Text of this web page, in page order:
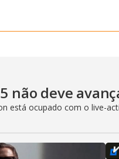
não deve
está ocupado com o live-